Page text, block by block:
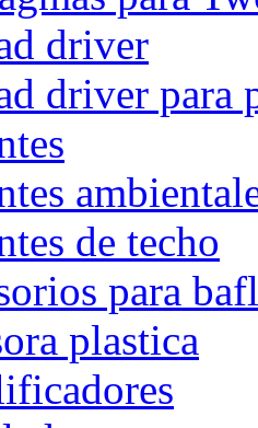
driver
driver para
de techo
para
plastica